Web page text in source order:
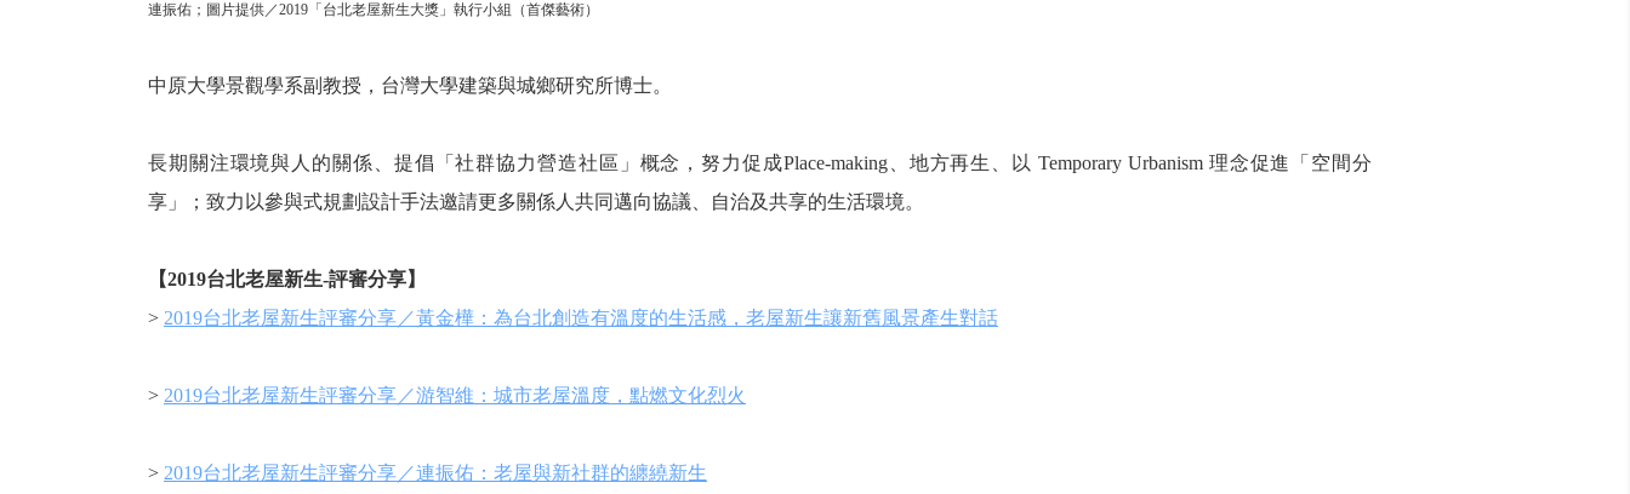
連振佑；圖片提供／2019「台北老屋新生大獎」執行小組（首傑藝術）
中原大學景觀學系副教授，台灣大學建築與城鄉研究所博士。
長期關注環境與人的關係、提倡「社群協力營造社區」概念，努力促成Place-making、地方再生、以 Temporary Urbanism 理念促進「空間分
享」；致力以參與式規劃設計手法邀請更多關係人共同邁向協議、自治及共享的生活環境。
【2019台北老屋新生-評審分享】
> 2019台北老屋新生評審分享／黃金樺：為台北創造有溫度的生活感，老屋新生讓新舊風景產生對話
> 2019台北老屋新生評審分享／游智維：城市老屋溫度，點燃文化烈火
> 2019台北老屋新生評審分享／連振佑：老屋與新社群的纏繞新生